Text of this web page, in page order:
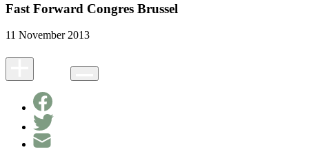
Fast Forward Congres Brussel
11 November 2013